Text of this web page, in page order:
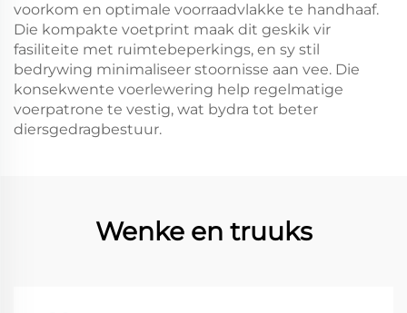
voorkom en optimale voorraadvlakke te handhaaf.
Die kompakte voetprint maak dit geskik vir
fasiliteite met ruimtebeperkings, en sy stil
bedrywing minimaliseer stoornisse aan vee. Die
konsekwente voerlewering help regelmatige
voerpatrone te vestig, wat bydra tot beter
diersgedragbestuur.
Wenke en truuks